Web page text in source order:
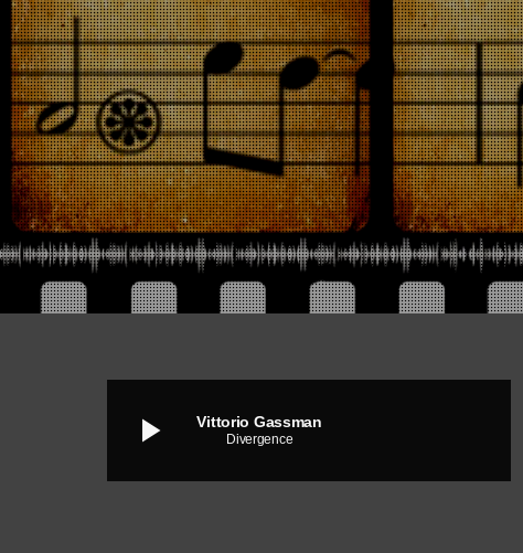
play_arrow Vittorio Gassman
Divergence